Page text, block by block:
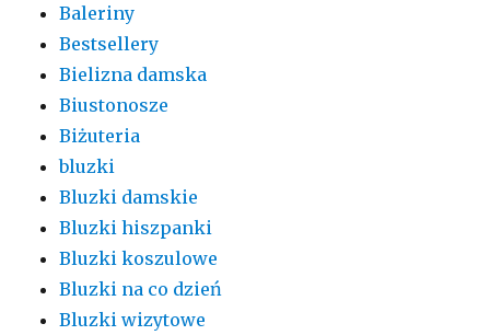
Baleriny
Bestsellery
Bielizna damska
Biustonosze
Biżuteria
bluzki
Bluzki damskie
Bluzki hiszpanki
Bluzki koszulowe
Bluzki na co dzień
Bluzki wizytowe